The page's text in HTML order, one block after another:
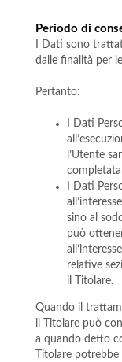
Periodo di
I Dati sono
dalle finalità per
Pertanto:
I Dati
l’Utente
I Dati
sino al
può
relative
il Titolare.
Quando il
il Titolare può
a quando detto
Titolare